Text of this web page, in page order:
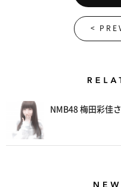
<
NMB48 梅田彩佳